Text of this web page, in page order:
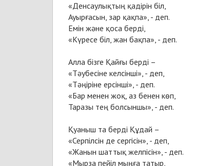
«Денсаулықтың қадірін біл,
Ауырғасын, зар қақпа», - деп.
Емін және қоса берді,
«Күресе біл, жан бақпа», - деп.
Алла бізге Қайғы берді –
«Тәубесіне келсінші», - деп,
«Тәңіріне ерсінші», - деп.
«Бар менен жоқ, аз бенен көп,
Таразы тең болсыншы», - деп.
Қуаныш та берді Құдай –
«Серпілсін де сергісін», - деп,
«Жанын шаттық желпісін», - деп.
«Мырза пейіл мыңға татыр,